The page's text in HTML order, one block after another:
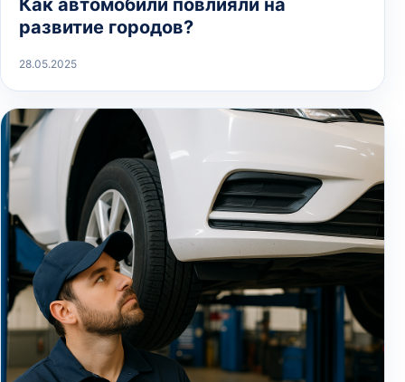
развитие городов?
28.05.2025